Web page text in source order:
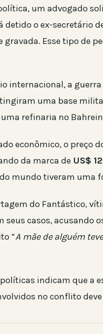
um advogado
detido o ex-secretário
gravada. Esse tipo de
internacional, a
uma base
refinaria no
econômico, o preço
da marca de US$
mundo tiveram uma
do Fantástico,
seus casos, acusando
“A mãe de alguém
indicam que a
no conflito